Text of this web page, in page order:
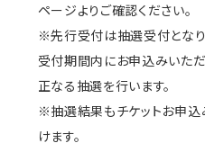
ページよりご確認ください。
※先行受付は抽選受付となり
受付期間内にお申込みいた
正なる抽選を行います。
※抽選結果もチケットお申
けます。